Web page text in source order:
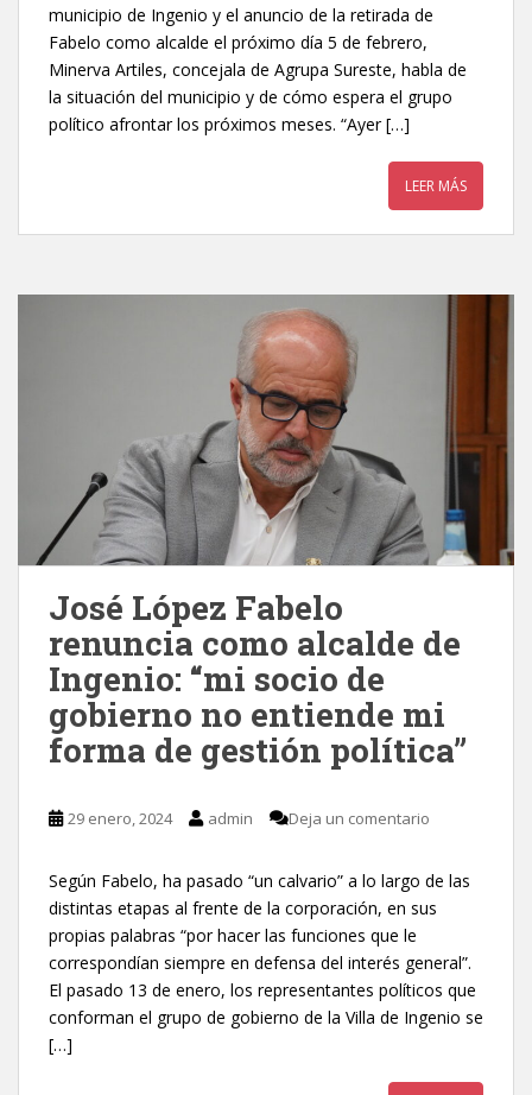
municipio de Ingenio y el anuncio de la retirada de
Fabelo como alcalde el próximo día 5 de febrero,
Minerva Artiles, concejala de Agrupa Sureste, habla de
la situación del municipio y de cómo espera el grupo
político afrontar los próximos meses. “Ayer […]
LEER MÁS
José López Fabelo
renuncia como alcalde de
Ingenio: “mi socio de
gobierno no entiende mi
forma de gestión política”
29 enero, 2024 admin Deja un comentario
Según Fabelo, ha pasado “un calvario” a lo largo de las
distintas etapas al frente de la corporación, en sus
propias palabras “por hacer las funciones que le
correspondían siempre en defensa del interés general”.
El pasado 13 de enero, los representantes políticos que
conforman el grupo de gobierno de la Villa de Ingenio se
[…]